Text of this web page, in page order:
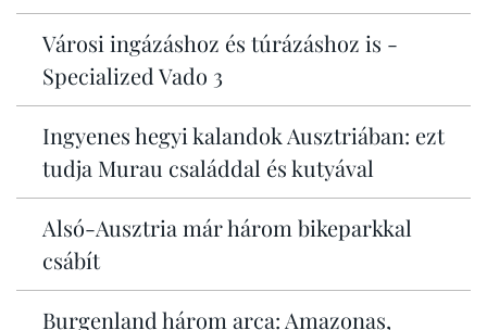
Városi ingázáshoz és túrázáshoz is -
Specialized Vado 3
Ingyenes hegyi kalandok Ausztriában: ezt
tudja Murau családdal és kutyával
Alsó-Ausztria már három bikeparkkal
csábít
Burgenland három arca: Amazonas,